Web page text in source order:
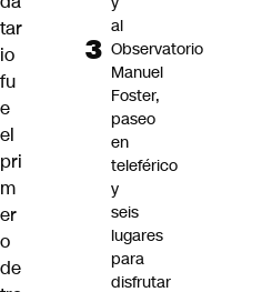
tar
io
fu
e
el
pri
m
er
o
de
al
Observatorio
Manuel
Foster,
paseo
en
teleférico
y
seis
lugares
para
disfrutar